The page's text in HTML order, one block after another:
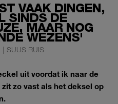
VAAK DINGEN,
SINDS DE
MAAR NOG
WEZENS'
| SUUS RUIS
uit voordat ik naar de
zo vast als het deksel op